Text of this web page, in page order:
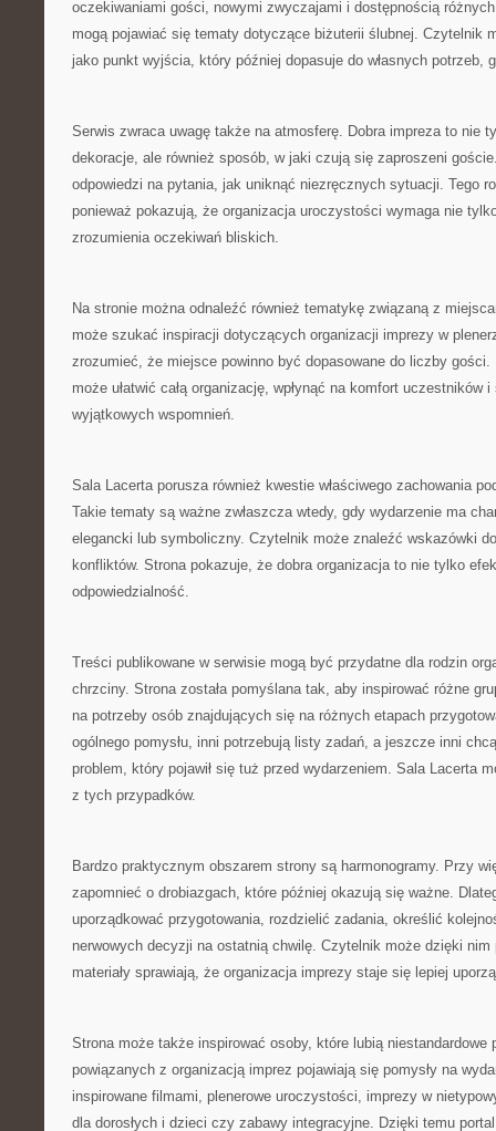
oczekiwaniami gości, nowymi zwyczajami i dostępnością
mogą pojawiać się tematy dotyczące biżuterii ślubnej. Czytelnik
jako punkt wyjścia, który później dopasuje do własnych potrzeb,
Serwis zwraca uwagę także na atmosferę. Dobra impreza to nie
dekoracje, ale również sposób, w jaki czują się zaproszeni
odpowiedzi na pytania, jak uniknąć niezręcznych sytuacji. Tego
ponieważ pokazują, że organizacja uroczystości wymaga nie
zrozumienia oczekiwań bliskich.
Na stronie można odnaleźć również tematykę związaną z
może szukać inspiracji dotyczących organizacji imprezy w
zrozumieć, że miejsce powinno być dopasowane do liczby gości.
może ułatwić całą organizację, wpłynąć na komfort uczestników i
wyjątkowych wspomnień.
Sala Lacerta porusza również kwestie właściwego zachowania
Takie tematy są ważne zwłaszcza wtedy, gdy wydarzenie ma
elegancki lub symboliczny. Czytelnik może znaleźć wskazówki
konfliktów. Strona pokazuje, że dobra organizacja to nie tylko
odpowiedzialność.
Treści publikowane w serwisie mogą być przydatne dla rodzin
chrzciny. Strona została pomyślana tak, aby inspirować różne
na potrzeby osób znajdujących się na różnych etapach
ogólnego pomysłu, inni potrzebują listy zadań, a jeszcze inni
problem, który pojawił się tuż przed wydarzeniem. Sala Lacerta
z tych przypadków.
Bardzo praktycznym obszarem strony są harmonogramy. Przy
zapomnieć o drobiazgach, które później okazują się ważne.
uporządkować przygotowania, rozdzielić zadania, określić
nerwowych decyzji na ostatnią chwilę. Czytelnik może dzięki nim
materiały sprawiają, że organizacja imprezy staje się lepiej
Strona może także inspirować osoby, które lubią niestandardowe
powiązanych z organizacją imprez pojawiają się pomysły na
inspirowane filmami, plenerowe uroczystości, imprezy w
dla dorosłych i dzieci czy zabawy integracyjne. Dzięki temu